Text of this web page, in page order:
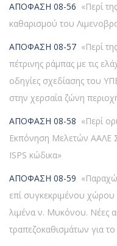
ΑΠΟΦΑΣΗ 08-56 «Περί
καθαρισμού του
ΑΠΟΦΑΣΗ 08-57 «Περί
πέτρινης ράμπας με τις
οδηγίες σχεδίασης του
στην χερσαία ζώνη
ΑΠΟΦΑΣΗ 08-58 «Περί
Εκπόνηση Μελετών ΑΑΛΕ
ISPS κώδικα»
ΑΠΟΦΑΣΗ 08-59
επί συγκεκριμένου
λιμένα ν. Μυκόνου. Νέες
τραπεζοκαθισμάτων για